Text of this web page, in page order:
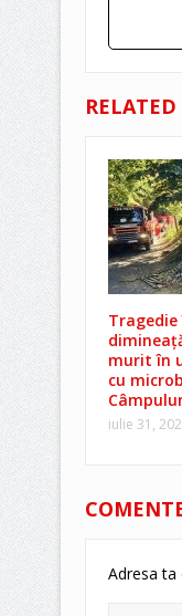
murit în
cu
iulie 31,
Adresa ta